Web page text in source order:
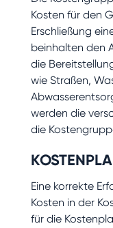
Kosten für den
Erschließung
beinhalten den
die
wie Straßen,
werden die
die
Eine korrekte
Kosten in der
für die